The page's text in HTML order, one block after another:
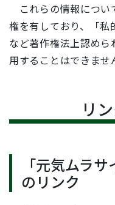
これらの情報につい
権を有しており、「私
など著作権法上認め
用することはできませ
リ
「元気ムラ
のリンク